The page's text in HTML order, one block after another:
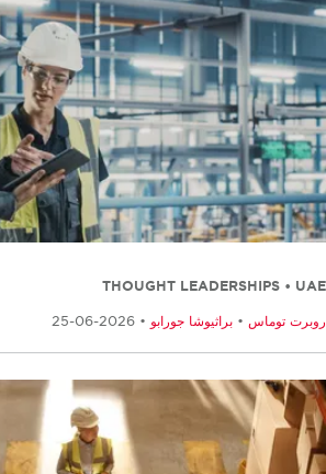
THOUGHT LEADERSHIPS •
توماس• براثيوشا جورابو• 2026-06-25